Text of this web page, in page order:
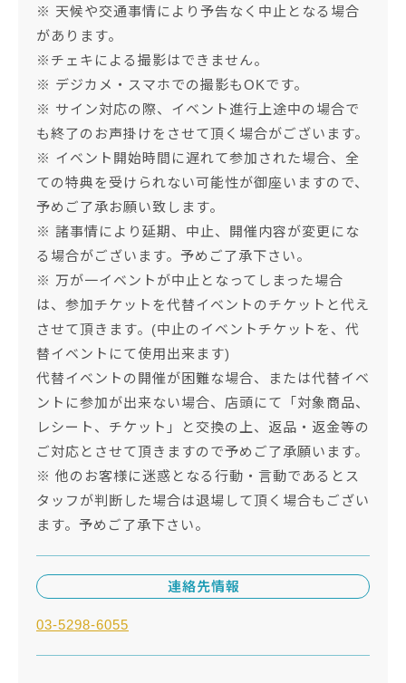
※ 天候や交通事情により予告なく中止となる場合
があります。
※チェキによる撮影はできません。
※ デジカメ・スマホでの撮影もOKです。
※ サイン対応の際、イベント進行上途中の場合で
も終了のお声掛けをさせて頂く場合がございます。
※ イベント開始時間に遅れて参加された場合、全
ての特典を受けられない可能性が御座いますので、
予めご了承お願い致します。
※ 諸事情により延期、中止、開催内容が変更にな
る場合がございます。予めご了承下さい。
※ 万が一イベントが中止となってしまった場合
は、参加チケットを代替イベントのチケットと代え
させて頂きます。(中止のイベントチケットを、代
替イベントにて使用出来ます)
代替イベントの開催が困難な場合、または代替イベ
ントに参加が出来ない場合、店頭にて「対象商品、
レシート、チケット」と交換の上、返品・返金等の
ご対応とさせて頂きますので予めご了承願います。
※ 他のお客様に迷惑となる行動・言動であるとス
タッフが判断した場合は退場して頂く場合もござい
ます。予めご了承下さい。
連絡先情報
03-5298-6055